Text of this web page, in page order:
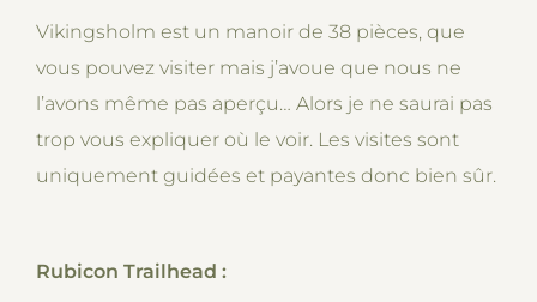
Vikingsholm est un manoir de 38 pièces, que
vous pouvez visiter mais j’avoue que nous ne
l’avons même pas aperçu… Alors je ne saurai pas
trop vous expliquer où le voir. Les visites sont
uniquement guidées et payantes donc bien sûr.
Rubicon Trailhead :